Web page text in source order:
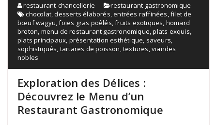
restaurant-chancellerie
restaurant gastronomique
chocolat,desserts élaborés,entrées raffinées,filet de
bœuf wagyu,foies gras poêlés,fruits exotiques, homard
breton, menu de restaurant gastronomique,plats exquis,
plats principaux, présentation esthétique, saveurs,
sophistiqués, tartares de poisson,textures,viandes
nobles
Exploration des Délices :
Découvrez le Menu d’un
Restaurant Gastronomique